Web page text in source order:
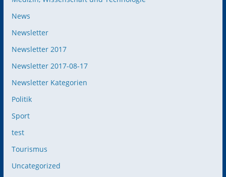
News
Newsletter
Newsletter 2017
Newsletter 2017-08-17
Newsletter Kategorien
Politik
Sport
test
Tourismus
Uncategorized